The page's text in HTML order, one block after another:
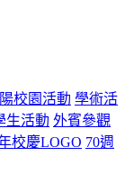
校園活動 學術活
生活動 外賓參觀
校慶LOGO 70週